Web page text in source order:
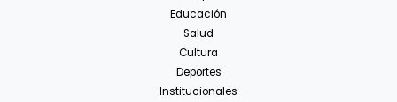
Educación
Salud
Cultura
Deportes
Institucionales